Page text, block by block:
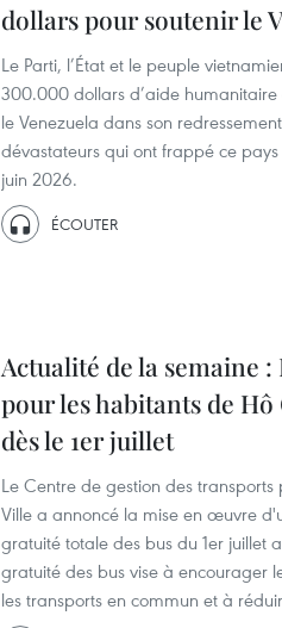
dollars pour soutenir le
Le Parti, l’État et le peuple
300.000 dollars d’aide humanitaire
le Venezuela dans son
dévastateurs qui ont frappé ce
juin 2026.
ÉCOUTER
Actualité de la semaine
pour les habitants de
dès le 1er juillet
Le Centre de gestion des
Ville a annoncé la mise en œuvre
gratuité totale des bus du 1er juillet
gratuité des bus vise à encourager
les transports en commun et à